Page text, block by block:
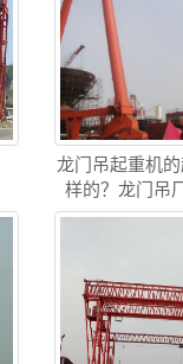
龙门吊起重机
样的？龙门吊